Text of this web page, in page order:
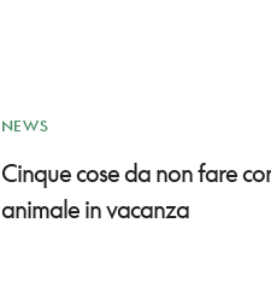
NEWS
Cinque cose da non fare
animale in vacanza